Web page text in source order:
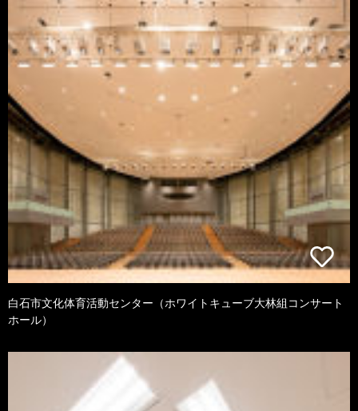
白石市文化体育活動センター（ホワイトキューブ大林組コンサート
ホール）